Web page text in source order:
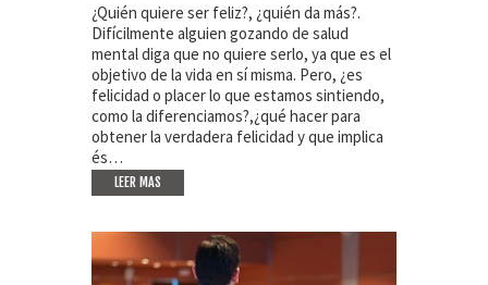
¿Quién quiere ser feliz?, ¿quién da más?.
Difícilmente alguien gozando de salud
mental diga que no quiere serlo, ya que es el
objetivo de la vida en sí misma. Pero, ¿es
felicidad o placer lo que estamos sintiendo,
como la diferenciamos?,¿qué hacer para
obtener la verdadera felicidad y que implica
és…
LEER MAS